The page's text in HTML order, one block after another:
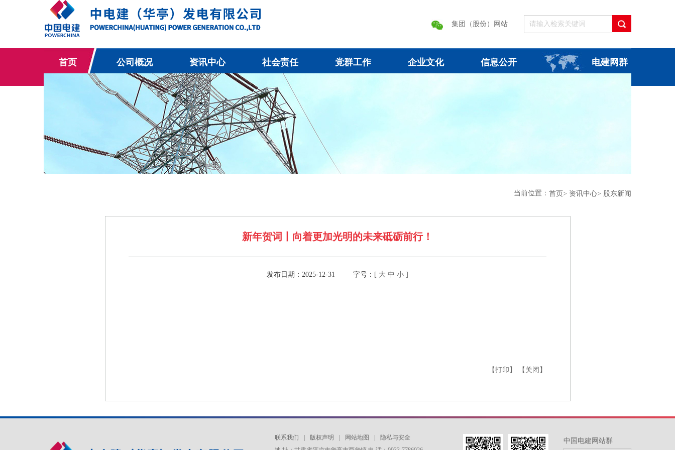
集团（股份）网站
首页 公司概况 资讯中心 社会责任 党群工作 企业文化 信息公开 电建网群
当前位置： 首页 > 资讯中心> 股东新闻
新年贺词丨向着更加光明的未来砥砺前行！
发布日期：2025-12-31 字号：[ 大 中 小 ]
【打印】 【关闭】
联系我们 版权声明 网站地图
隐私与安全
中国电建网站群